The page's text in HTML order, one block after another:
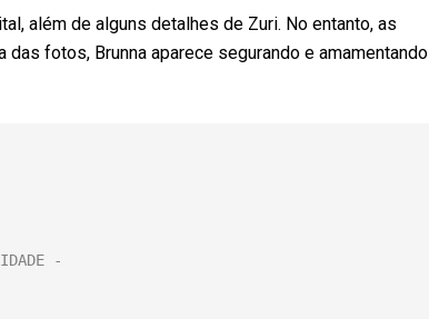
além de alguns detalhes de Zuri. No entanto, as
das fotos, Brunna aparece segurando e amamentando